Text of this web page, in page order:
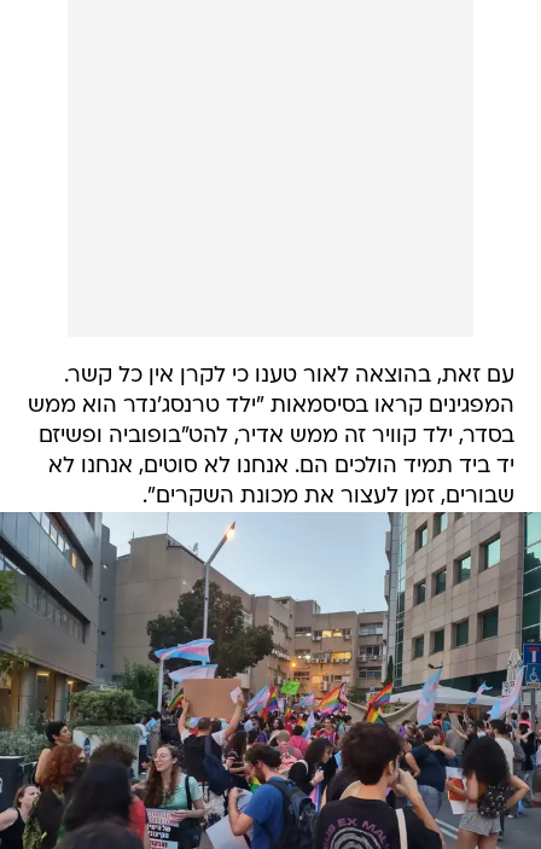
עם זאת, בהוצאה לאור טענו כי לקרן אין כל קשר.
המפגינים קראו בסיסמאות "ילד טרנסג'נדר הוא ממש
בסדר, ילד קוויר זה ממש אדיר, להט"בופוביה ופשיזם
יד ביד תמיד הולכים הם. אנחנו לא סוטים, אנחנו לא
שבורים, זמן לעצור את מכונת השקרים".